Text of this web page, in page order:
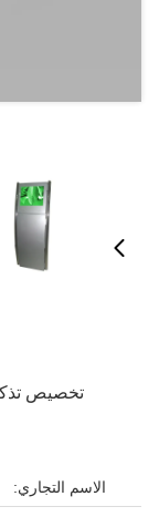
تخصيص
الاسم التجاري: